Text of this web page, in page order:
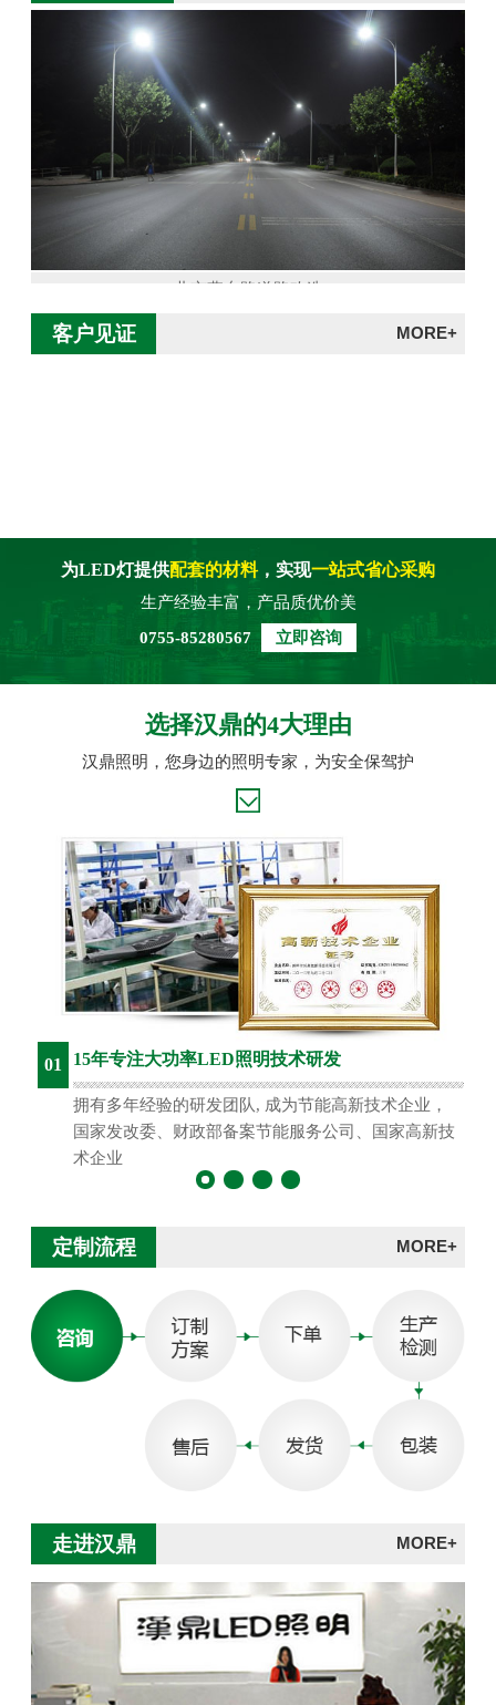
北京燕东路道路改造
客户见证 MORE+
为LED灯提供配套的材料，实现一站式省心采购
生产经验丰富，产品质优价美
0755-85280567
立即咨询
选择汉鼎的4大理由
汉鼎照明，您身边的照明专家，为安全保驾护
01 15年专注大功率LED照明技术研发
拥有多年经验的研发团队, 成为节能高新技术企业，
国家发改委、财政部备案节能服务公司、国家高新技
术企业
定制流程 MORE+
走进汉鼎 MORE+